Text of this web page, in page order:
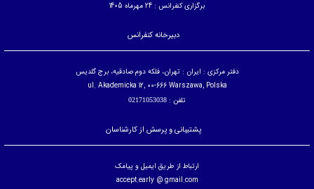
برگزاری کنفرانس : 24 مهرماه 1405
دبیرخانه کنفرانس
دفتر مرکزی : ایران : تهران، فلکه دوم صادقیه، برج گلدیس
ul. Akademicka 12, 00-666 Warszawa, Polska
تلفن : 02171053038
پشتیبانی و پرسش از کارشناسان
ارتباط از طریق ایمیل و پیامک
accept.early @ gmail.com